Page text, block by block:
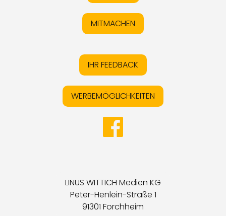
MITMACHEN
IHR FEEDBACK
WERBEMÖGLICHKEITEN
LINUS WITTICH Medien KG
Peter-Henlein-Straße 1
91301 Forchheim